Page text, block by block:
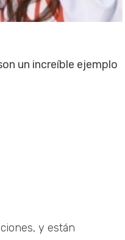
un increíble ejemplo
y están